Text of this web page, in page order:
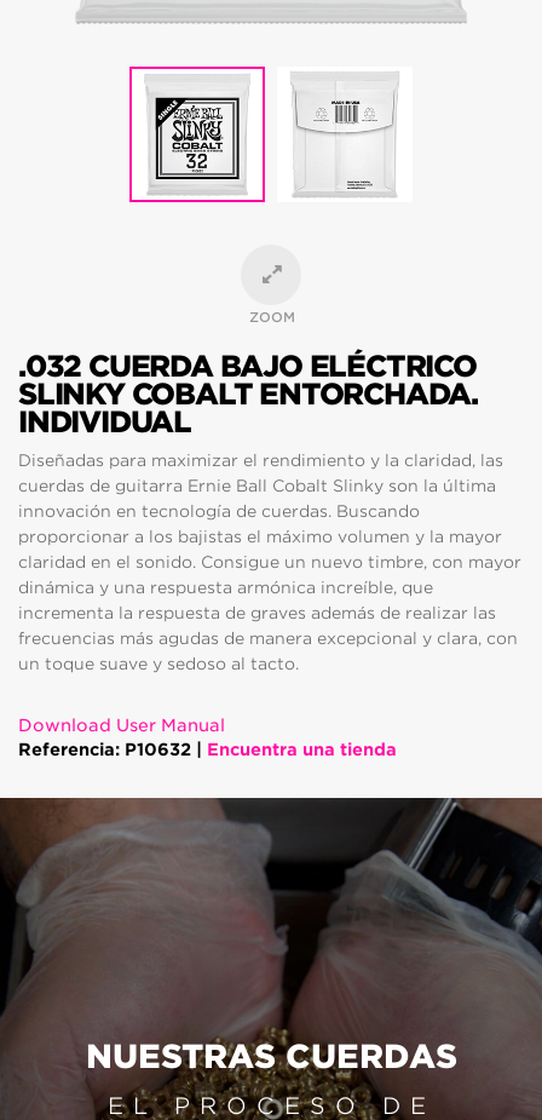
ZOOM
.032 CUERDA BAJO ELÉCTRICO
SLINKY COBALT ENTORCHADA.
INDIVIDUAL
Diseñadas para maximizar el rendimiento y la claridad, las
cuerdas de guitarra Ernie Ball Cobalt Slinky son la última
innovación en tecnología de cuerdas. Buscando
proporcionar a los bajistas el máximo volumen y la mayor
claridad en el sonido. Consigue un nuevo timbre, con mayor
dinámica y una respuesta armónica increíble, que
incrementa la respuesta de graves además de realizar las
frecuencias más agudas de manera excepcional y clara, con
un toque suave y sedoso al tacto.
Download User Manual
Referencia: P10632 | Encuentra una tienda
NUESTRAS CUERDAS
EL PROCESO DE